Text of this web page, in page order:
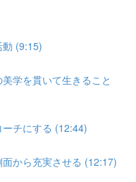
(9:15)
学を貫いて生きること
チにする (12:44)
から充実させる (12:17)